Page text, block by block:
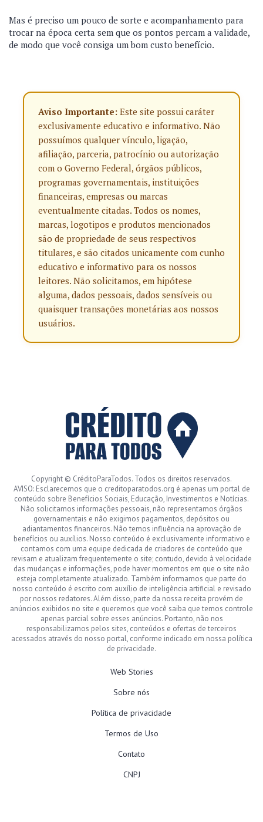
Mas é preciso um pouco de sorte e acompanhamento para
trocar na época certa sem que os pontos percam a validade,
de modo que você consiga um bom custo benefício.
Aviso Importante: Este site possui caráter
exclusivamente educativo e informativo. Não
possuímos qualquer vínculo, ligação,
afiliação, parceria, patrocínio ou autorização
com o Governo Federal, órgãos públicos,
programas governamentais, instituições
financeiras, empresas ou marcas
eventualmente citadas. Todos os nomes,
marcas, logotipos e produtos mencionados
são de propriedade de seus respectivos
titulares, e são citados unicamente com cunho
educativo e informativo para os nossos
leitores. Não solicitamos, em hipótese
alguma, dados pessoais, dados sensíveis ou
quaisquer transações monetárias aos nossos
usuários.
Copyright © CréditoParaTodos. Todos os direitos reservados.
AVISO: Esclarecemos que o creditoparatodos.org é apenas um portal de
conteúdo sobre Benefícios Sociais, Educação, Investimentos e Notícias.
Não solicitamos informações pessoais, não representamos órgãos
governamentais e não exigimos pagamentos, depósitos ou
adiantamentos financeiros. Não temos influência na aprovação de
benefícios ou auxílios. Nosso conteúdo é exclusivamente informativo e
contamos com uma equipe dedicada de criadores de conteúdo que
revisam e atualizam frequentemente o site; contudo, devido à velocidade
das mudanças e informações, pode haver momentos em que o site não
esteja completamente atualizado. Também informamos que parte do
nosso conteúdo é escrito com auxílio de inteligência artificial e revisado
por nossos redatores. Além disso, parte da nossa receita provém de
anúncios exibidos no site e queremos que você saiba que temos controle
apenas parcial sobre esses anúncios. Portanto, não nos
responsabilizamos pelos sites, conteúdos e ofertas de terceiros
acessados através do nosso portal, conforme indicado em nossa política
de privacidade.
Web Stories
Sobre nós
Política de privacidade
Termos de Uso
Contato
CNPJ